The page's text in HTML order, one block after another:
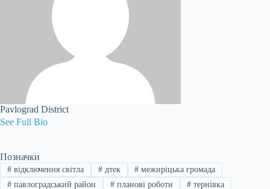
Pavlograd District
See Full Bio
Позначки
#відключення світла #дтек # межиріцька громада
#павлоградський район #планові роботи # тернівка